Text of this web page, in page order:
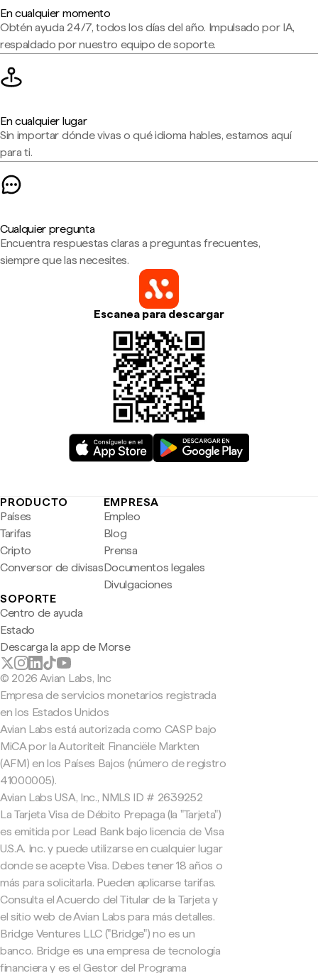
En cualquier momento
Obtén ayuda 24/7, todos los días del año. Impulsado por IA,
respaldado por nuestro equipo de soporte.
En cualquier lugar
Sin importar dónde vivas o qué idioma hables, estamos aquí
para ti.
Cualquier pregunta
Encuentra respuestas claras a preguntas frecuentes,
siempre que las necesites.
Escanea para descargar
PRODUCTO
Países
Tarifas
Cripto
Conversor de divisas
EMPRESA
Empleo
Blog
Prensa
Documentos legales
Divulgaciones
SOPORTE
Centro de ayuda
Estado
Descarga la app de Morse
© 2026 Avian Labs, Inc
Empresa de servicios monetarios registrada
en los Estados Unidos
Avian Labs está autorizada como CASP bajo
MiCA por la Autoriteit Financiële Markten
(AFM) en los Países Bajos (número de registro
41000005).
Avian Labs USA, Inc., NMLS ID # 2639252
La Tarjeta Visa de Débito Prepaga (la "Tarjeta")
es emitida por Lead Bank bajo licencia de Visa
U.S.A. Inc. y puede utilizarse en cualquier lugar
donde se acepte Visa. Debes tener 18 años o
más para solicitarla. Pueden aplicarse tarifas.
Consulta el Acuerdo del Titular de la Tarjeta y
el sitio web de Avian Labs para más detalles.
Bridge Ventures LLC ("Bridge") no es un
banco. Bridge es una empresa de tecnología
financiera y es el Gestor del Programa